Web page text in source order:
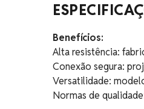
Benefícios:
Alta resistência:
Conexão segura:
Versatilidade:
Normas de